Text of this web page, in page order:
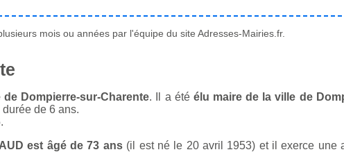
mois ou années par l'équipe du site Adresses-Mairies.fr.
Dompierre-sur-Charente. Il a été élu maire de la ville de
de 6 ans.
est âgé de 73 ans(il est né le 20 avril 1953) et il exerce une